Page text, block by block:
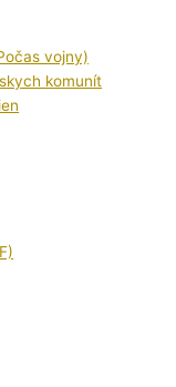
vojny)
komunít